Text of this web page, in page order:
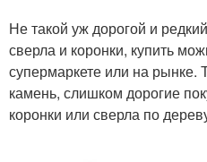
Не такой уж дорогой и
сверла и коронки, купить
супермаркете или на рынке.
камень, слишком дорогие
коронки или сверла по